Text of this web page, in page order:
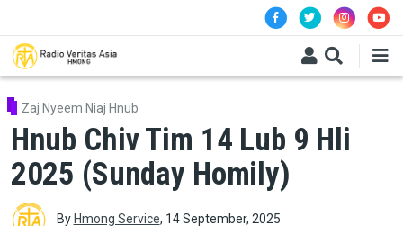
Zaj Nyeem Niaj Hnub
Hnub Chiv Tim 14 Lub 9 Hli
2025 (Sunday Homily)
By Hmong Service, 14 September, 2025